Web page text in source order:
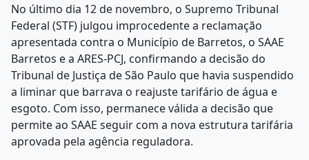
No último dia 12 de novembro, o Supremo Tribunal
Federal (STF) julgou improcedente a reclamação
apresentada contra o Município de Barretos, o SAAE
Barretos e a ARES-PCJ, confirmando a decisão do
Tribunal de Justiça de São Paulo que havia suspendido
a liminar que barrava o reajuste tarifário de água e
esgoto. Com isso, permanece válida a decisão que
permite ao SAAE seguir com a nova estrutura tarifária
aprovada pela agência reguladora.